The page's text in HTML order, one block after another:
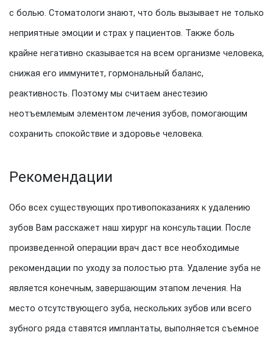
с болью. Стоматологи знают, что боль вызывает не только
неприятные эмоции и страх у пациентов. Также боль
крайне негативно сказывается на всем организме человека,
снижая его иммунитет, гормональный баланс,
реактивность. Поэтому мы считаем анестезию
неотъемлемым элементом лечения зубов, помогающим
сохранить спокойствие и здоровье человека.
Рекомендации
Обо всех существующих противопоказаниях к удалению
зубов Вам расскажет наш хирург на консультации. После
произведенной операции врач даст все необходимые
рекомендации по уходу за полостью рта. Удаление зуба не
является конечным, завершающим этапом лечения. На
место отсутствующего зуба, нескольких зубов или всего
зубного ряда ставятся имплантаты, выполняется съемное